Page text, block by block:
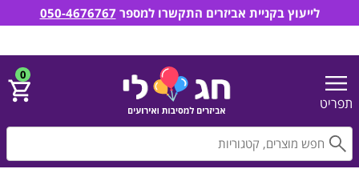
תפריט
0
לייעוץ בקניית אביזרים התקשרו למספר 050-4676767